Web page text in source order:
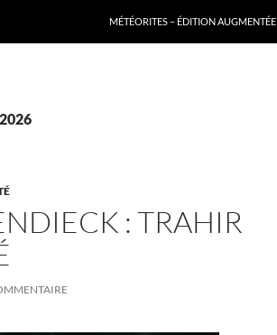
MÉTÉORITES – ÉDITION AUGMENTÉE
: TRAHIR